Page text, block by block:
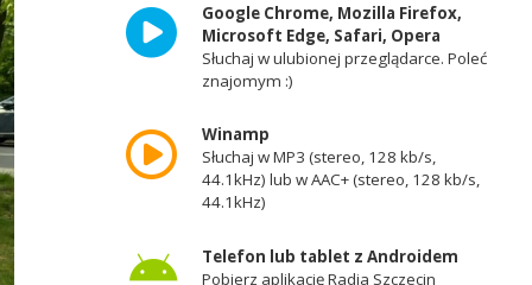
Google Chrome, Mozilla Firefox,
Microsoft Edge, Safari, Opera
Słuchaj w ulubionej przeglądarce. Poleć
znajomym :)
Winamp
Słuchaj w MP3 (stereo, 128 kb/s,
44.1kHz) lub w AAC+ (stereo, 128 kb/s,
44.1kHz)
Telefon lub tablet z Androidem
Pobierz aplikację Radia Szczecin